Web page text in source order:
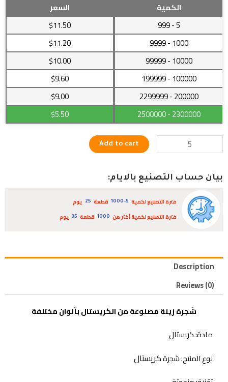
الكمية
السعر
5
- 999
$11.50
1000
- 9999
$11.20
10000
- 99999
$10.00
100000
- 199999
$9.60
200000
- 2299999
$9.00
2300000
- 2500000
$5.50
زينة
من
الكريستال
مختلفة
quantity
Add to cart
بيان حساب التصنيع بالايام:
فترة التصنيع لكمية 1000-5 قطعة 25
يوم
فترة التصنيع لكمية أكثر من
1000 قطعة 35 يوم
Description
Reviews (0)
شجرة زينة مصنوعة من الكريستال بألوان مختلفة
مادة: كريستال
نوع المنتج: شجرةكريستال